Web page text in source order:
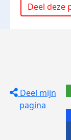
Deel deze
Deel mijn
pagina